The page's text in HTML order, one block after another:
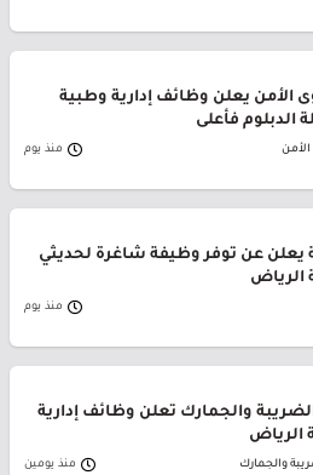
يعلن وظائف إدارية وطبية
الدبلوم فأعلى
منذ يوم
يعلن عن توفر وظيفة شاغرة لحديثي
الرياض
منذ يوم
والجمارك تعلن وظائف إدارية
الرياض
والجمارك منذ يومين